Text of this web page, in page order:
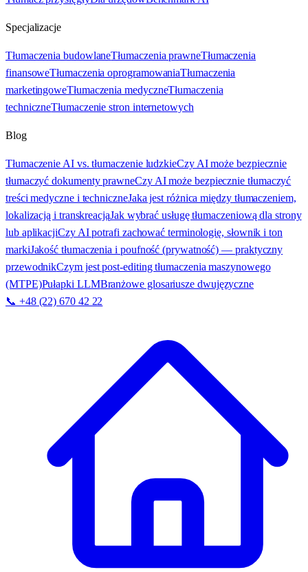
Specjalizacje
Tłumaczenia budowlaneTłumaczenia prawneTłumaczenia
finansoweTłumaczenia oprogramowaniaTłumaczenia
marketingoweTłumaczenia medyczneTłumaczenia
techniczneTłumaczenie stron internetowych
Blog
Tłumaczenie AI vs. tłumaczenie ludzkieCzy AI może bezpiecznie
tłumaczyć dokumenty prawneCzy AI może bezpiecznie tłumaczyć
treści medyczne i techniczneJaka jest różnica między tłumaczeniem,
lokalizacją i transkreacjąJak wybrać usługę tłumaczeniową dla strony
lub aplikacjiCzy AI potrafi zachować terminologię, słownik i ton
markiJakość tłumaczenia i poufność (prywatność) — praktyczny
przewodnikCzym jest post-editing tłumaczenia maszynowego
(MTPE)Pułapki LLMBranżowe glosariusze dwujęzyczne
📞 +48 (22) 670 42 22